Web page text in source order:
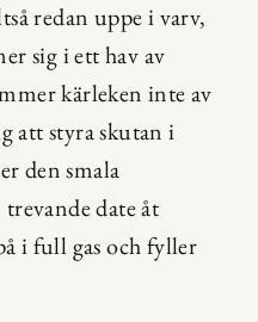
redan uppe i varv,
sig i ett hav av
kärleken inte av
att styra skutan i
den smala
date åt
i full gas och fyller